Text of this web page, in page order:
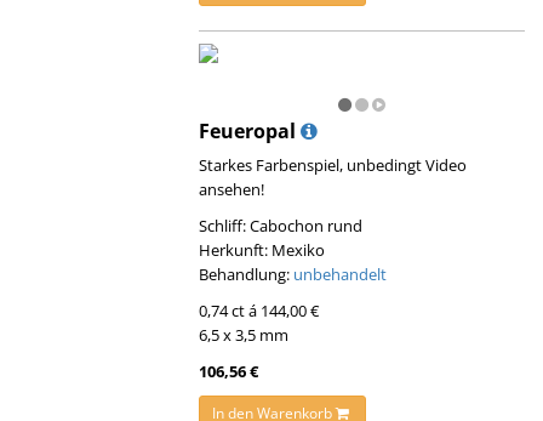
Feueropal
Starkes Farbenspiel, unbedingt Video
ansehen!
Schliff: Cabochon rund
Herkunft: Mexiko
Behandlung: unbehandelt
0,74 ct á 144,00 €
6,5 x 3,5 mm
106,56 €
In den Warenkorb